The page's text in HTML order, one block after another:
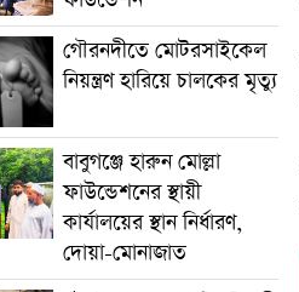
গৌরনদীতে মোটরসাইকেল
নিয়ন্ত্রণ হারিয়ে চালকের মৃত্যু
বাবুগঞ্জে হারুন মোল্লা
ফাউন্ডেশনের স্থায়ী
কার্যালয়ের স্থান নির্ধারণ,
দোয়া-মোনাজাত